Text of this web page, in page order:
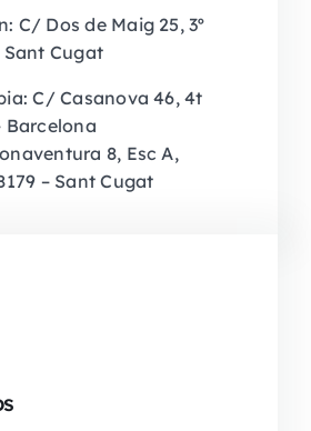
C/ Dos de Maig 25, 3º
Sant Cugat
C/ Casanova 46, 4t
Barcelona
8, Esc A,
– Sant Cugat